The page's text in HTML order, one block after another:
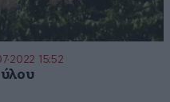
15:52